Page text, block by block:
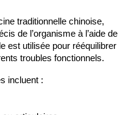
traditionnelle chinoise,
de l’organisme à l’aide de
est utilisée pour rééquilibrer
troubles fonctionnels.
incluent :